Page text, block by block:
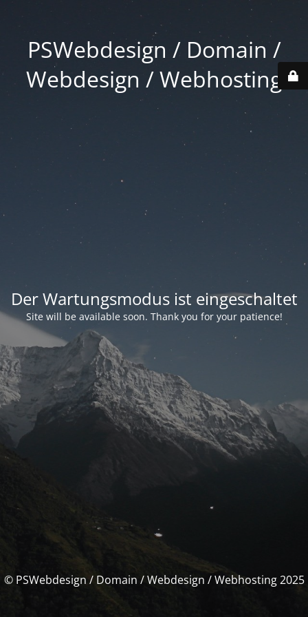
PSWebdesign / Domain /
Webdesign / Webhosting
Der Wartungsmodus ist eingeschaltet
Site will be available soon. Thank you for your patience!
© PSWebdesign / Domain / Webdesign / Webhosting 2025